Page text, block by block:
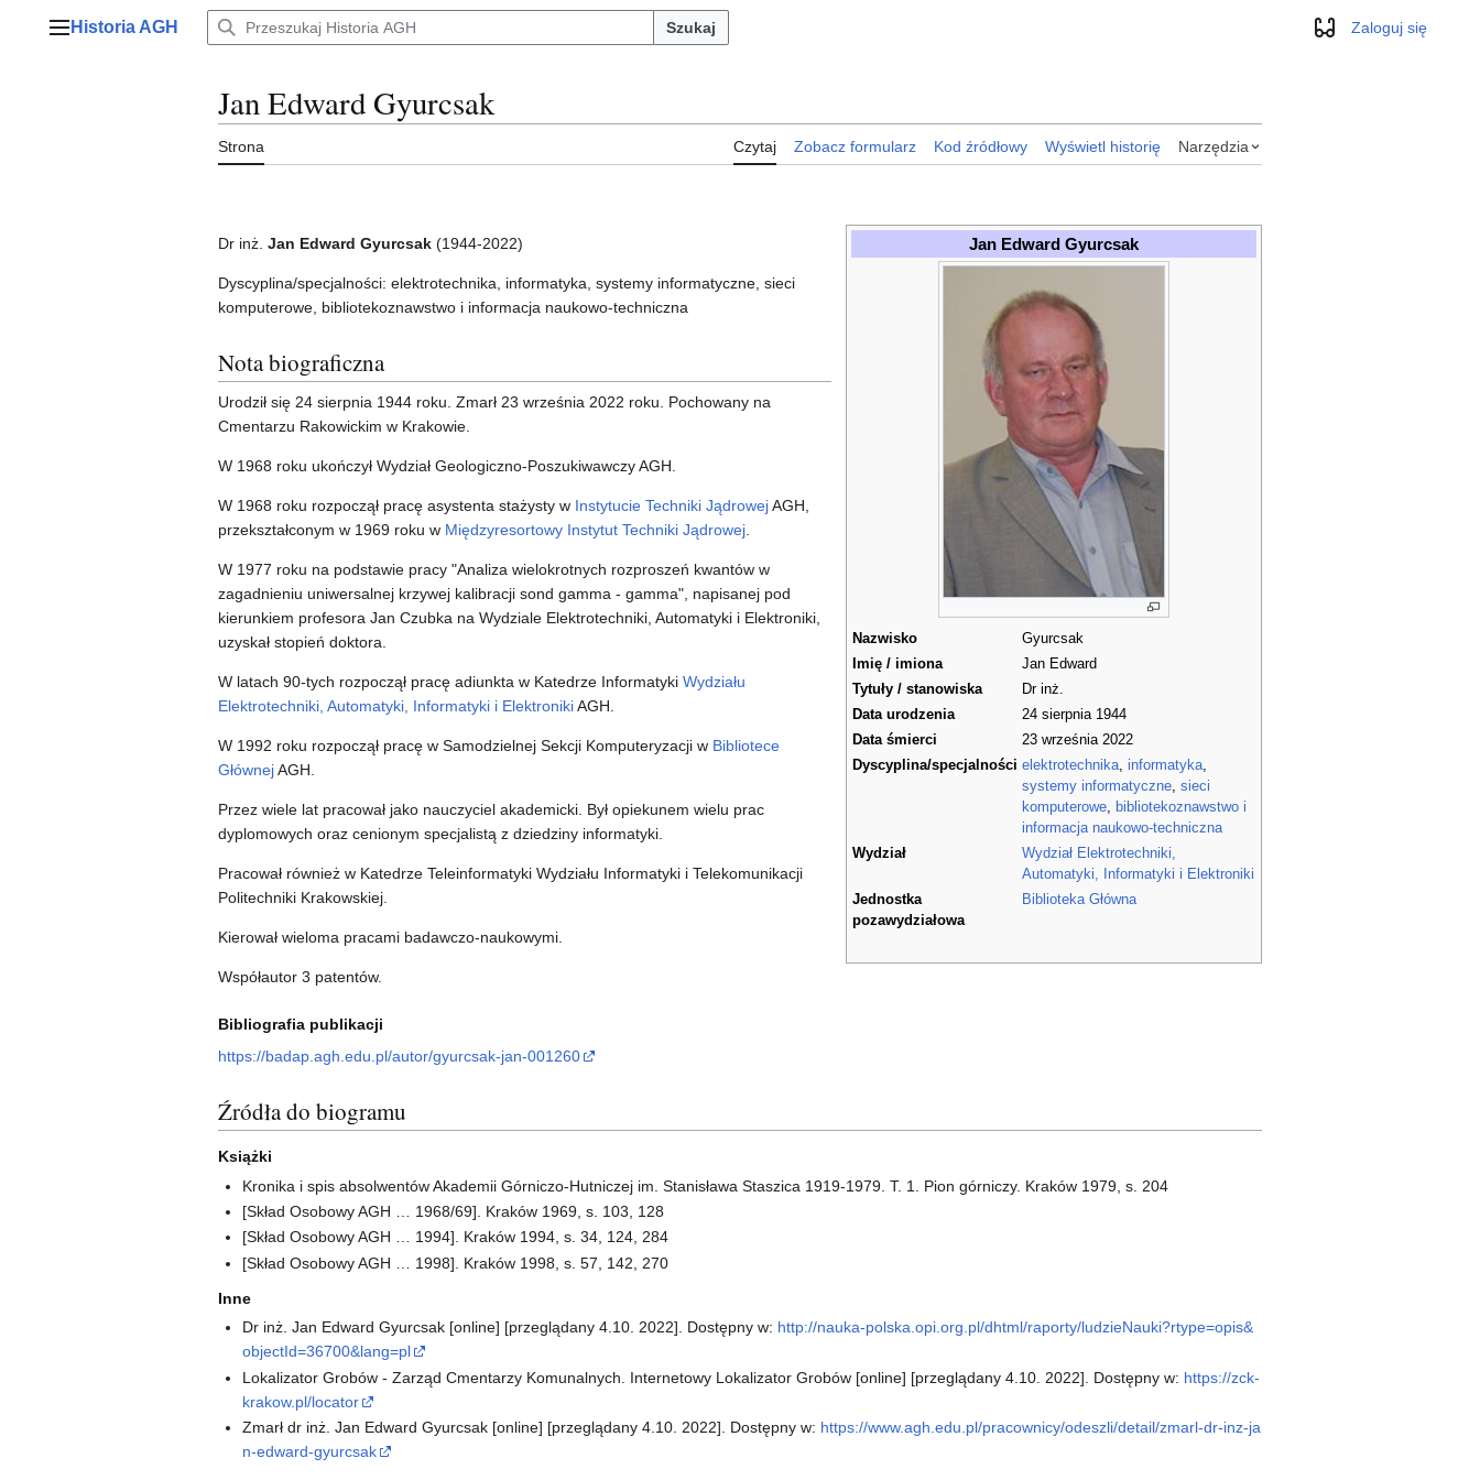
Menu główne
Historia AGH Szukaj WyglądZaloguj się
Jan Edward Gyurcsak
Strona Czytaj Zobacz formularz Kod źródłowy Wyświetl historię Narzędzia
Jan Edward Gyurcsak
Nazwisko
Gyurcsak
Imię / imiona
Jan Edward
Tytuły / stanowiska
Dr inż.
Data urodzenia
24 sierpnia 1944
Data śmierci
23 września 2022
Dyscyplina/specjalności elektrotechnika informatyka
systemy informatyczne sieci
komputerowe
bibliotekoznawstwo i
informacja naukowo-techniczna
Wydział
Wydział Elektrotechniki,
Automatyki, Informatyki i Elektroniki
Jednostka
pozawydziałowa
Biblioteka Główna
Dr inż. Jan Edward Gyurcsak (1944-2022)
Dyscyplina/specjalności: elektrotechnika, informatyka, systemy informatyczne, sieci
komputerowe, bibliotekoznawstwo i informacja naukowo-techniczna
Nota biograficzna
Urodził się 24 sierpnia 1944 roku. Zmarł 23 września 2022 roku. Pochowany na
Cmentarzu Rakowickim w Krakowie.
W 1968 roku ukończył Wydział Geologiczno-Poszukiwawczy AGH.
W 1968 roku rozpoczął pracę asystenta stażysty w Instytucie Techniki JądrowejAGH,
przekształconym w 1969 roku w Międzyresortowy Instytut Techniki Jądrowej
W 1977 roku na podstawie pracy "Analiza wielokrotnych rozproszeń kwantów w
zagadnieniu uniwersalnej krzywej kalibracji sond gamma - gamma", napisanej pod
kierunkiem profesora Jan Czubka na Wydziale Elektrotechniki, Automatyki i Elektroniki,
uzyskał stopień doktora.
W latach 90-tych rozpoczął pracę adiunkta w Katedrze Informatyki Wydziału
Elektrotechniki, Automatyki, Informatyki i ElektronikiAGH.
W 1992 roku rozpoczął pracę w Samodzielnej Sekcji Komputeryzacji w Bibliotece
GłównejAGH.
Przez wiele lat pracował jako nauczyciel akademicki. Był opiekunem wielu prac
dyplomowych oraz cenionym specjalistą z dziedziny informatyki.
Pracował również w Katedrze Teleinformatyki Wydziału Informatyki i Telekomunikacji
Politechniki Krakowskiej.
Kierował wieloma pracami badawczo-naukowymi.
Współautor 3 patentów.
Bibliografia publikacji
https://badap.agh.edu.pl/autor/gyurcsak-jan-001260
Źródła do biogramu
Książki
Kronika i spis absolwentów Akademii Górniczo-Hutniczej im. Stanisława Staszica 1919-1979. T. 1. Pion górniczy. Kraków 1979, s. 204
[Skład Osobowy AGH … 1968/69]. Kraków 1969, s. 103, 128
[Skład Osobowy AGH … 1994]. Kraków 1994, s. 34, 124, 284
[Skład Osobowy AGH … 1998]. Kraków 1998, s. 57, 142, 270
Inne
Dr inż. Jan Edward Gyurcsak [online] [przeglądany 4.10. 2022]. Dostępny w: http://nauka-polska.opi.org.pl/dhtml/raporty/ludzieNauki?rtype=opis&
objectId=36700&lang=pl
Lokalizator Grobów - Zarząd Cmentarzy Komunalnych. Internetowy Lokalizator Grobów [online] [przeglądany 4.10. 2022]. Dostępny w: https://zck-
krakow.pl/locator
Zmarł dr inż. Jan Edward Gyurcsak [online] [przeglądany 4.10. 2022]. Dostępny w: https://www.agh.edu.pl/pracownicy/odeszli/detail/zmarl-dr-inz-ja
n-edward-gyurcsak